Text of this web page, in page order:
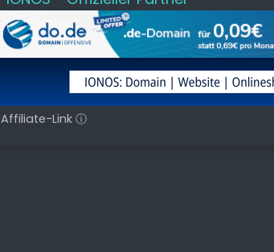
Affiliate-Linkⓘ